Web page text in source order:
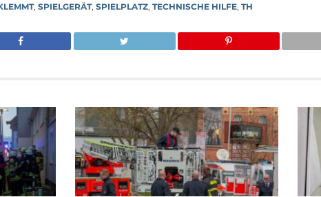
, SPIELGERÄT, SPIELPLATZ, TECHNISCHE HILFE, TH